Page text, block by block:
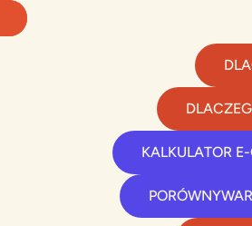
KALKULATOR